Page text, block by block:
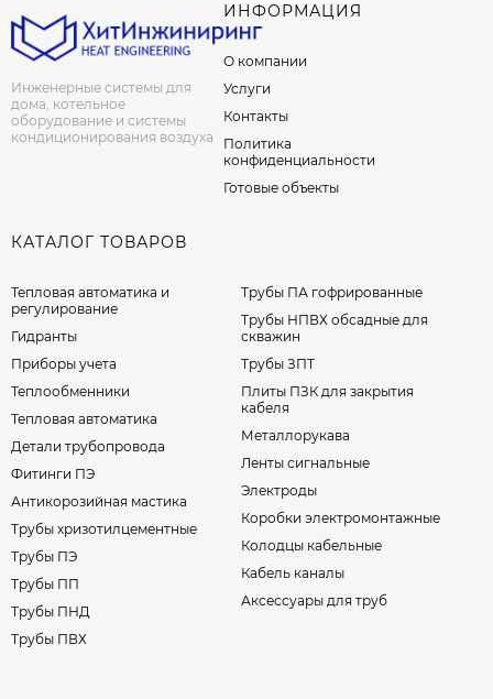
Инженерные системы для
дома, котельное
оборудование и системы
кондиционирования воздуха
ИНФОРМАЦИЯ
О компании
Услуги
Контакты
Политика
конфиденциальности
Готовые объекты
КАТАЛОГ ТОВАРОВ
Тепловая автоматика и
регулирование
Гидранты
Приборы учета
Теплообменники
Тепловая автоматика
Детали трубопровода
Фитинги ПЭ
Антикорозийная мастика
Трубы хризотилцементные
Трубы ПЭ
Трубы ПП
Трубы ПНД
Трубы ПВХ
Трубы ПА гофрированные
Трубы НПВХ обсадные для
скважин
Трубы ЗПТ
Плиты ПЗК для закрытия
кабеля
Металлорукава
Ленты сигнальные
Электроды
Коробки электромонтажные
Колодцы кабельные
Кабель каналы
Аксессуары для труб